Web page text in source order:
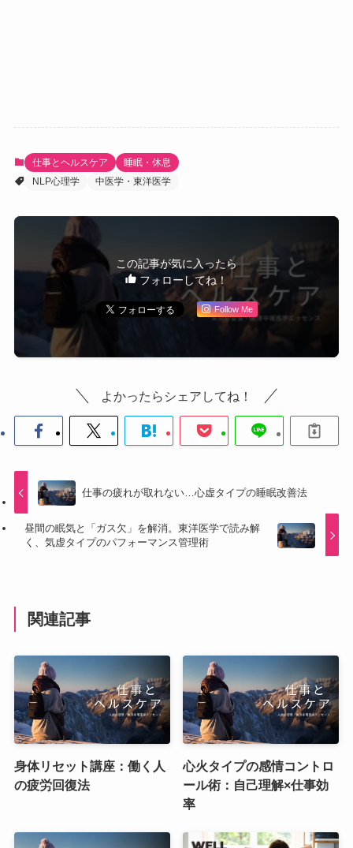
仕事とヘルスケア
睡眠・休息
NLP心理学
中医学・東洋医学
この記事が気に入ったら
フォローしてね！
Follow Me
よかったらシェアしてね！
仕事の疲れが取れない…心虚タイプの睡眠改善法
昼間の眠気と「ガス欠」を解消。東洋医学で読み解
く、気虚タイプのパフォーマンス管理術
関連記事
身体リセット講座：働く人
の疲労回復法
心火タイプの感情コントロ
ール術：自己理解×仕事効
率